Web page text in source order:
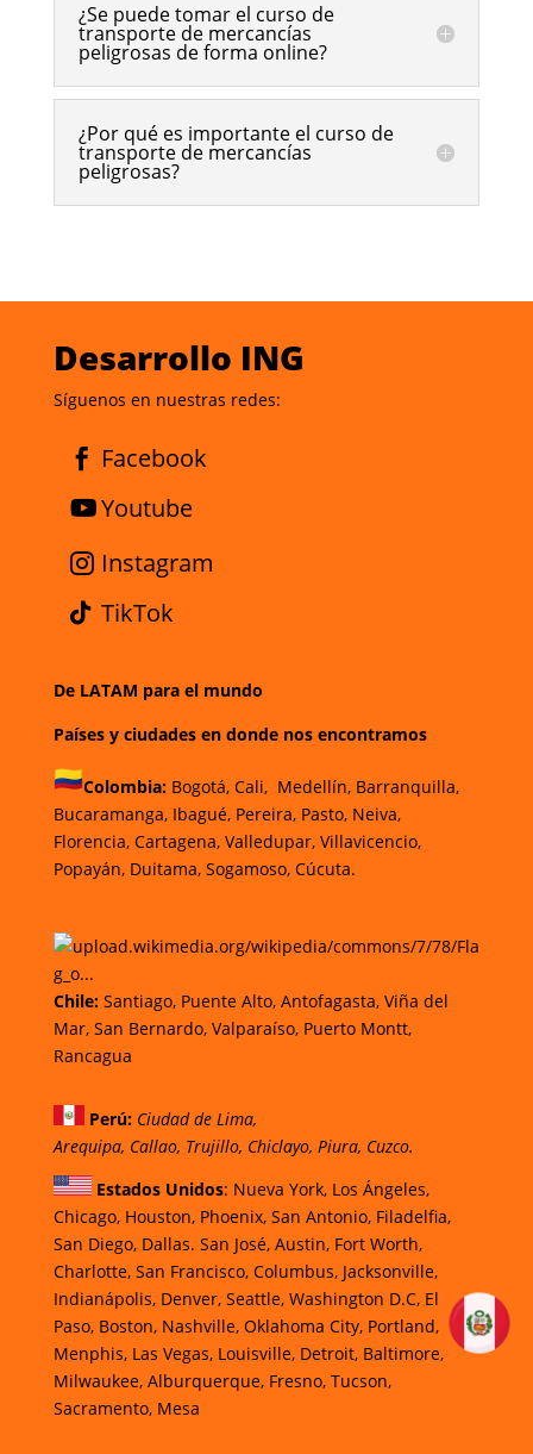
¿Se puede tomar el curso de
transporte de mercancías
peligrosas de forma online?
¿Por qué es importante el curso de
transporte de mercancías
peligrosas?
Desarrollo ING
Síguenos en nuestras redes:
Facebook
Youtube
Instagram
TikTok
De LATAM para el mundo
Países y ciudades en donde nos encontramos
Colombia: Bogotá, Cali, Medellín, Barranquilla,
Bucaramanga, Ibagué,Pereira,Pasto, Neiva,
Florencia, Cartagena, Valledupar,Villavicencio,
Popayán, Duitama, Sogamoso, Cúcuta.
Chile: Santiago, Puente Alto, Antofagasta,Viña del
Mar, San Bernardo, Valparaíso, Puerto Montt,
Rancagua
Perú: Ciudad de Lima,
Arequipa, Callao, Trujillo, Chiclayo, Piura, Cuzco.
Estados Unidos: Nueva York, Los Ángeles,
Chicago, Houston, Phoenix, San Antonio, Filadelfia,
San Diego, Dallas. San José, Austin, Fort Worth,
Charlotte, San Francisco, Columbus, Jacksonville,
Indianápolis, Denver, Seattle, Washington D.C, El
Paso, Boston, Nashville, Oklahoma City, Portland,
Menphis, Las Vegas, Louisville, Detroit, Baltimore,
Milwaukee, Alburquerque, Fresno, Tucson,
Sacramento, Mesa